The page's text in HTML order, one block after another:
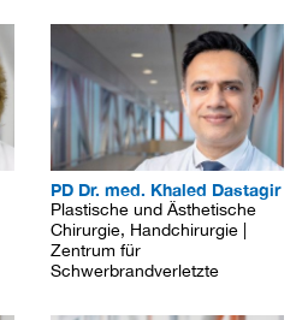
PD Dr. med. Khaled Dastagir
Plastische und Ästhetische
Chirurgie, Handchirurgie |
Zentrum für
Schwerbrandverletzte